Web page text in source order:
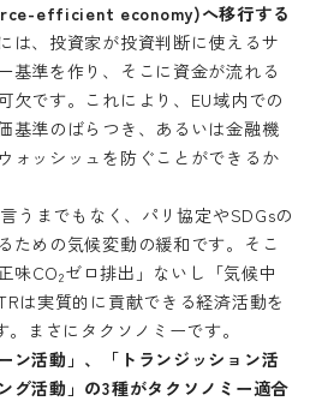
efficient economy)へ移行する
は、投資家が投資判断に使えるサ
基準を作り、そこに資金が流れる
欠です。これにより、EU域内での
基準のばらつき、あるいは金融機
ォッシッュを防ぐことができるか
うまでもなく、パリ協定やSDGsの
ための気候変動の緩和です。そこ
味CO2ゼロ排出」ないし「気候中
は実質的に貢献できる経済活動を
まさにタクソノミーです。
ーン活動」、「トランジッション活
グ活動」の3種がタクソノミー適合